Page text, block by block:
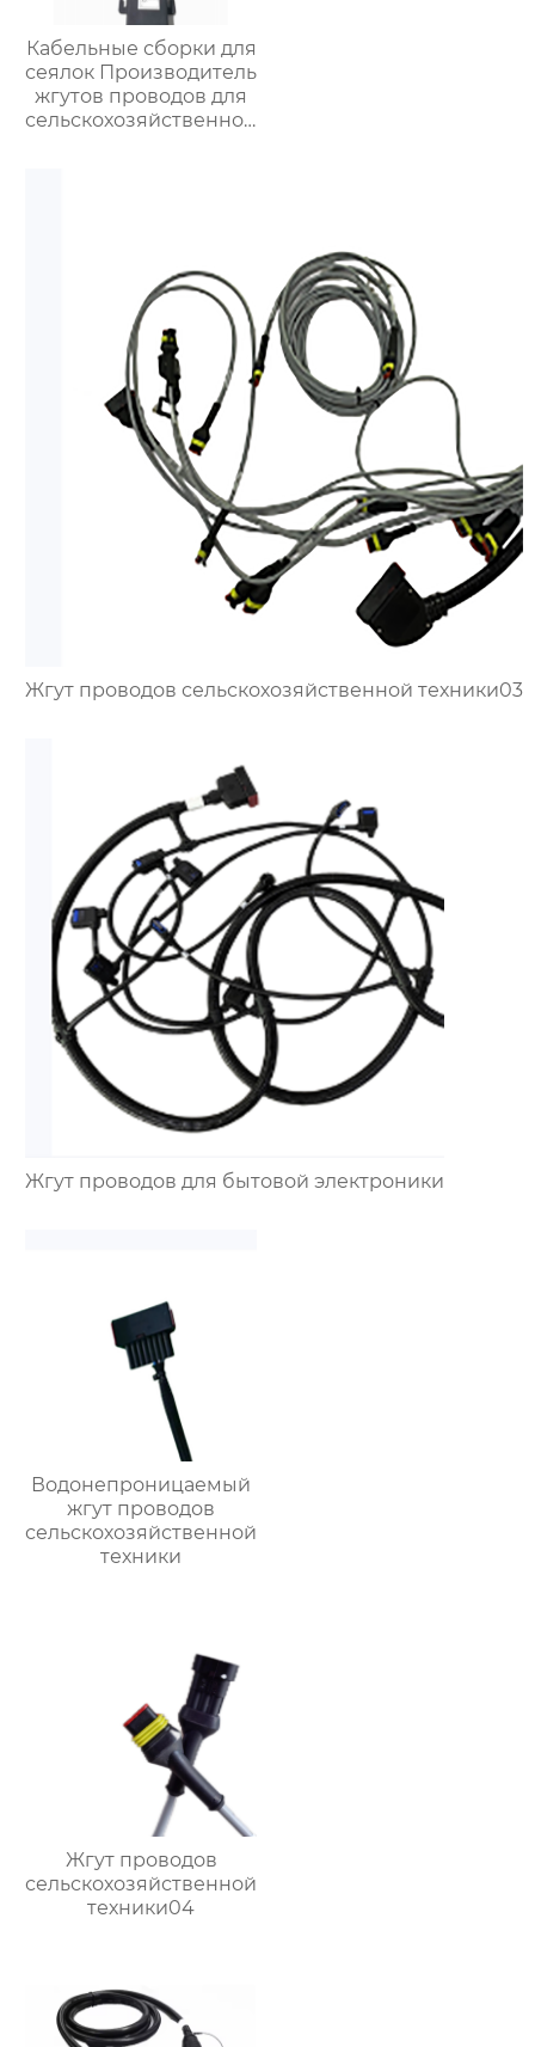
Кабельные сборки для
сеялок Производитель
жгутов проводов для
сельскохозяйственной
Жгут проводов сельскохозяйственной техники03
Жгут проводов для бытовой электроники
Водонепроницаемый
жгут проводов
сельскохозяйственной
техники
Жгут проводов
сельскохозяйственной
техники04